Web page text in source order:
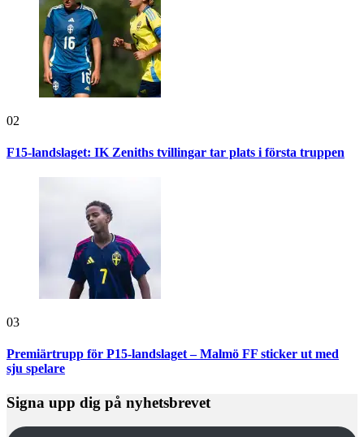
02
F15-landslaget: IK Zeniths tvillingar tar plats i första truppen
03
Premiärtrupp för P15-landslaget – Malmö FF sticker ut med
sju spelare
Signa upp dig på nyhetsbrevet